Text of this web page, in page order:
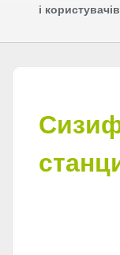
і